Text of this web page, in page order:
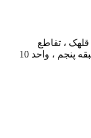
، تقاطع
پنجم ، واحد 10